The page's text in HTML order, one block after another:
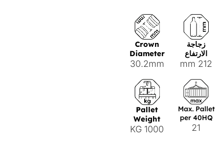
زجاجة
الارتفاع
212 mm
Crown
Diameter
30.2mm
Max. Pallet
per 40HQ
21
Pallet
Weight
1000 KG